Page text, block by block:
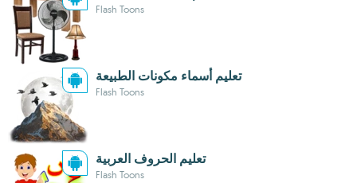
Flash Toons
تعليم أسماء مكونات الطبيعة
Flash Toons
تعليم الحروف العربية
Flash Toons